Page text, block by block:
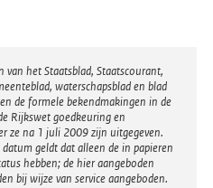
het Staatsblad, Staatscourant,
waterschapsblad en blad
de formele bekendmakingen in de
Rijkswet goedkeuring en
ze na 1 juli 2009 zijn uitgegeven.
geldt dat alleen de in papieren
hebben; de hier aangeboden
bij wijze van service aangeboden.